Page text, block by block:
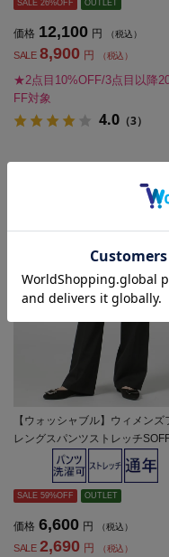
SALE 26%OFF OUTLET
価格 12,100 円 （税込）
SALE 8,900 円 （税込）
★2点目10%OFF/3点目以降
FF対象
4.0 （3）
【ウォッシャブル】ウィメンズ
レングスパンツストレッチ
ブラック無地通年【レディース】
SALE 59%OFF OUTLET
価格 6,600 円 （税込）
SALE 2,690 円 （税込）